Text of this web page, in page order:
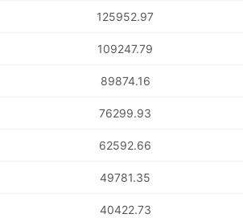
125952.97
109247.79
89874.16
76299.93
62592.66
49781.35
40422.73